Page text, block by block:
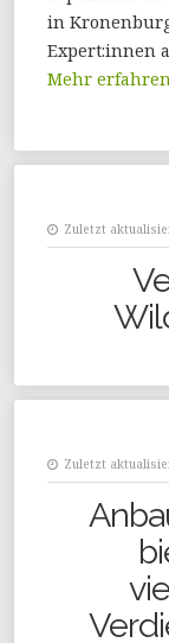
in
Expert:innen
Mehr
Zuletzt
Zuletzt